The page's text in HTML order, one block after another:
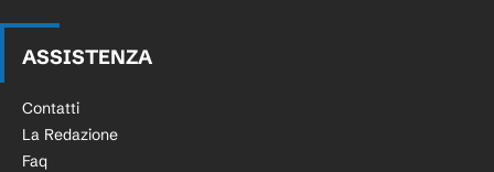
ASSISTENZA
Contatti
La Redazione
Faq